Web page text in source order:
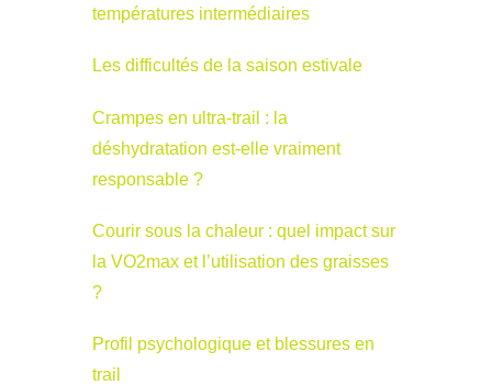
températures intermédiaires
Les difficultés de la saison estivale
Crampes en ultra-trail : la
déshydratation est-elle vraiment
responsable ?
Courir sous la chaleur : quel impact sur
la VO2max et l’utilisation des graisses
?
Profil psychologique et blessures en
trail